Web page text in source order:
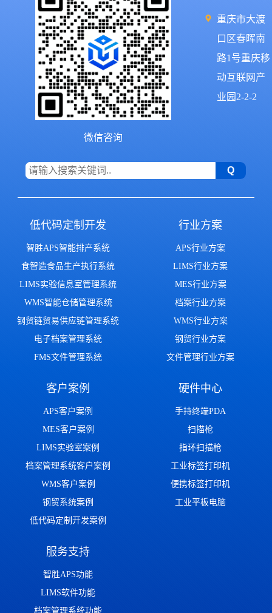
微信咨询
重庆市大渡
口区春晖南
路1号重庆移
动互联网产
业园2-2-2
低代码定制开发
智胜APS智能排产系统
食智造食品生产执行系统
LIMS实验信息室管理系统
WMS智能仓储管理系统
钢贸链贸易供应链管理系统
电子档案管理系统
FMS文件管理系统
行业方案
APS行业方案
LIMS行业方案
MES行业方案
档案行业方案
WMS行业方案
钢贸行业方案
文件管理行业方案
客户案例
APS客户案例
MES客户案例
LIMS实验室案例
档案管理系统客户案例
WMS客户案例
钢贸系统案例
低代码定制开发案例
硬件中心
手持终端PDA
扫描枪
指环扫描枪
工业标签打印机
便携标签打印机
工业平板电脑
服务支持
智胜APS功能
LIMS软件功能
档案管理系统功能